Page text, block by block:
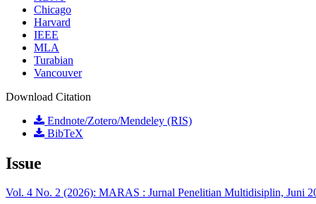
Chicago
Harvard
IEEE
MLA
Turabian
Vancouver
Download Citation
Endnote/Zotero/Mendeley (RIS)
BibTeX
Issue
Vol. 4 No. 2 (2026): MARAS : Jurnal Penelitian Multidisiplin, Juni